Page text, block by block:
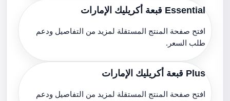
Essential قبعة أكريليك الإمارات
افتح صفحة المنتج المستقلة لمزيد من التفاصيل ودعم
طلب السعر.
Plus قبعة أكريليك الإمارات
افتح صفحة المنتج المستقلة لمزيد من التفاصيل ودعم